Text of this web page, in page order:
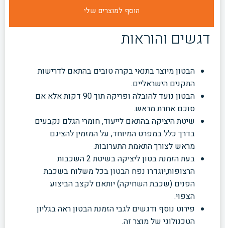
דגשים והוראות
הבטון מיוצר בתנאי בקרה טובים בהתאם לדרישות
התקנים הישראליים.
הבטון נועד להובלה ופריקה תוך 90 דקות אלא אם
סוכם אחרת מראש.
שיטת היציקה בהתאם לייעוד, חומרי הגלם נקבעים
בדרך כלל במפרט המיוחד, על המזמין להציגם
מראש לצורך התאמת התערובות.
בעת הזמנת בטון ליציקה בשיטת 2 השכבות
הרצופות,יוגדרו נפח הבטון בכל משלוח בשכבת
הפנים (שכבת השחיקה) יותאם לקצב הביצוע
הצפוי.
פירוט נוסף ודגשים לגבי הזמנת הבטון ראה בגליון
הטכנולוגי של מוצר זה.